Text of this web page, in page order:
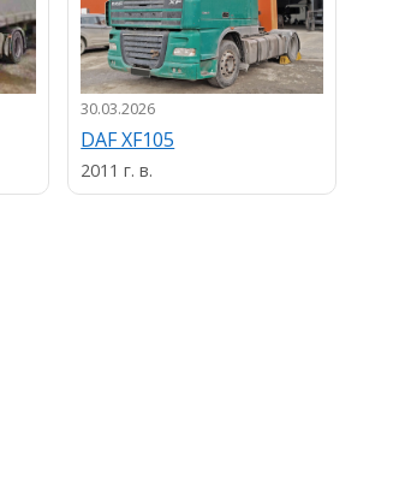
30.03.2026
DAF XF105
2011 г. в.